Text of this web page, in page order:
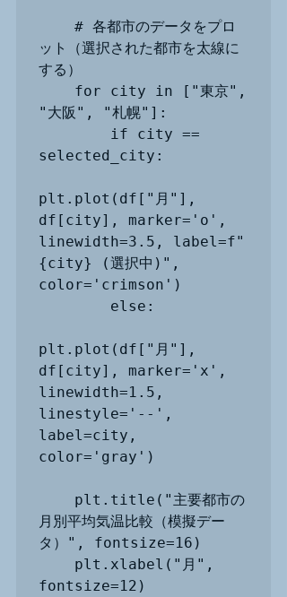
ット（選択された都市を太線に
する）
"大阪", "札幌"]:
selected_city:
plt.plot(df["月"],
df[city], marker='o',
linewidth=3.5, label=f"
{city} (選択中)",
color='crimson')
plt.plot(df["月"],
df[city], marker='x',
linewidth=1.5,
linestyle='--',
label=city,
color='gray')
月別平均気温比較（模擬デー
タ）", fontsize=16)
fontsize=12)